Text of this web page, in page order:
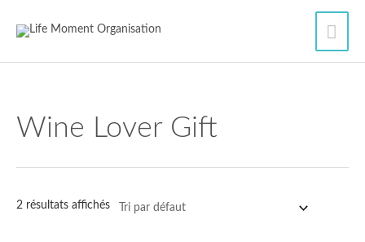
Wine Lover Gift
2 résultats affichés